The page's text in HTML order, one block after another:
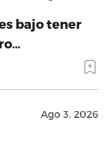
bajo tener
Ago 3, 2026